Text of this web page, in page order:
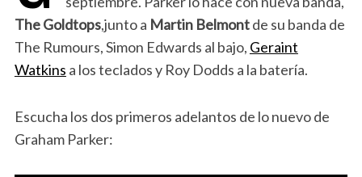
The Goldtops,junto a Martin Belmontde su banda de
The Rumours, Simon Edwards al bajo, Geraint
Watkins a los teclados y Roy Dodds a la batería.
Escucha los dos primeros adelantos de lo nuevo de
Graham Parker: